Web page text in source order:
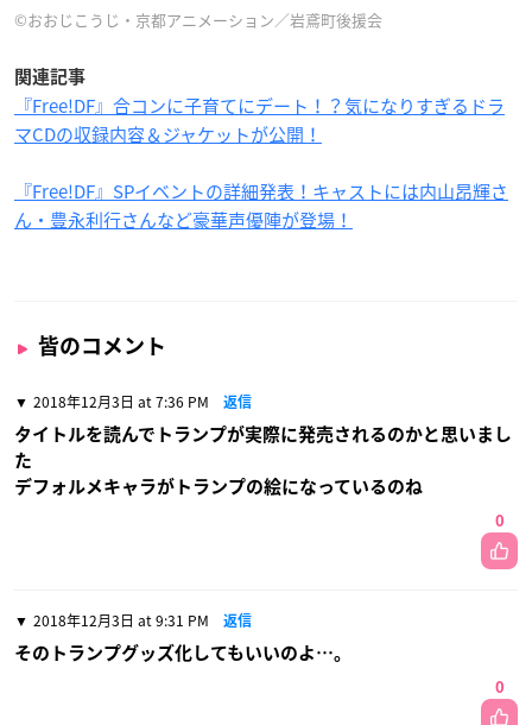
©おおじこうじ・京都アニメーション／岩鳶町後援会
関連記事
『Free!DF』合コンに子育てにデート！？気になりすぎるドラ
マCDの収録内容＆ジャケットが公開！
『Free!DF』SPイベントの詳細発表！キャストには内山昂輝さ
ん・豊永利行さんなど豪華声優陣が登場！
皆のコメント
2018年12月3日 at 7:36 PM 返信
タイトルを読んでトランプが実際に発売されるのかと思いまし
た
デフォルメキャラがトランプの絵になっているのね
0
2018年12月3日 at 9:31 PM 返信
そのトランプグッズ化してもいいのよ…。
0